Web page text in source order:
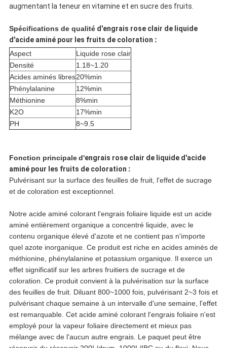
augmentant la teneur en vitamine et en sucre des fruits.
Spécifications de qualitéd'engrais rose clair de liquide
d'acide aminé pour les fruits de coloration :
Aspect
Liquide rose clair
Densité
1.18~1.20
Acides aminés libres20%min
Phénylalanine
12%min
Méthionine
8%min
K2O
17%min
PH
8~9.5
Fonction principaled'engrais rose clair de liquide d'acide
aminé pour les fruits de coloration :
Pulvérisant sur la surface des feuilles de fruit, l'effet de sucrage
et de coloration est exceptionnel.
Notre acide aminé colorant l'engrais foliaire liquide est un acide
aminé entièrement organique a concentré liquide, avec le
contenu organique élevé d'azote et ne contient pas n'importe
quel azote inorganique. Ce produit est riche en acides aminés de
méthionine, phénylalanine et potassium organique. Il exerce un
effet significatif sur les arbres fruitiers de sucrage et de
coloration. Ce produit convient à la pulvérisation sur la surface
des feuilles de fruit. Diluant 800~1000 fois, pulvérisant 2~3 fois et
pulvérisant chaque semaine à un intervalle d'une semaine, l'effet
est remarquable. Cet acide aminé colorant l'engrais foliaire n'est
employé pour la vapeur foliaire directement et mieux pas
mélange avec de l'aucun autre engrais. Le paquet peut être